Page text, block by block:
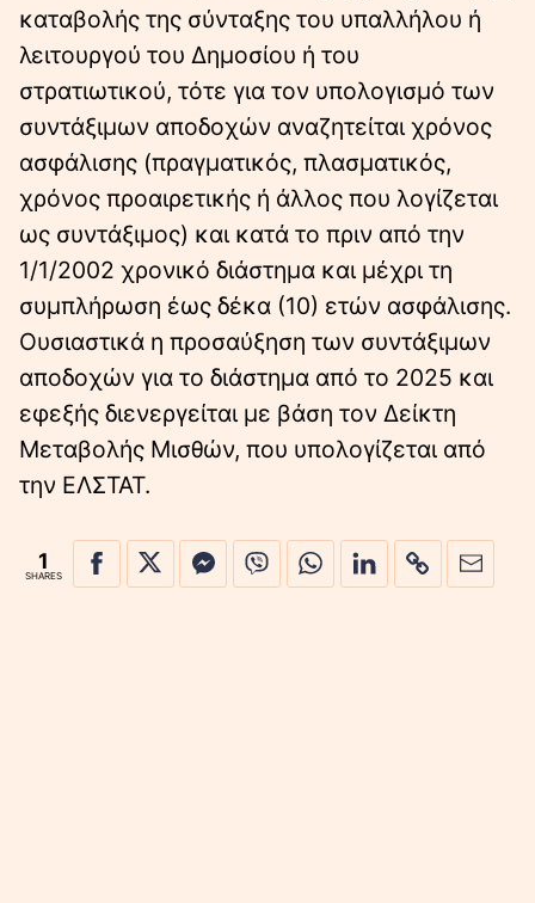
καταβολής της σύνταξης του υπαλλήλου ή
λειτουργού του ∆ηµοσίου ή του
στρατιωτικού, τότε για τον υπολογισµό των
συντάξιµων αποδοχών αναζητείται χρόνος
ασφάλισης (πραγµατικός, πλασµατικός,
χρόνος προαιρετικής ή άλλος που λογίζεται
ως συντάξιµος) και κατά το πριν από την
1/1/2002 χρονικό διάστηµα και µέχρι τη
συµπλήρωση έως δέκα (10) ετών ασφάλισης.
Ουσιαστικά η προσαύξηση των συντάξιµων
αποδοχών για το διάστηµα από το 2025 και
εφεξής διενεργείται µε βάση τον ∆είκτη
Μεταβολής Μισθών, που υπολογίζεται από
την ΕΛΣΤΑΤ.
1
SHARES